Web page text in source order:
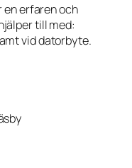
en erfaren och
till med:
vid datorbyte.